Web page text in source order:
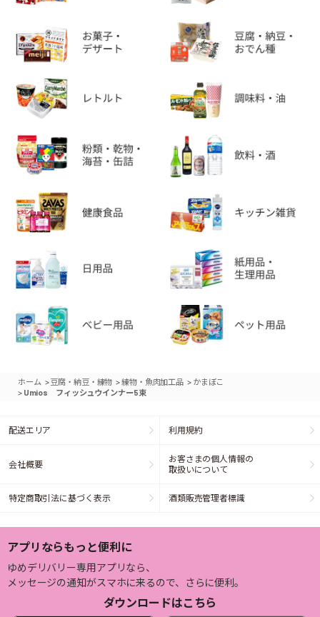
ホーム >豆腐・納豆・練物 >練物・魚肉加工品 > かまぼこ
> Umios フィッシュウインナー5束
配送エリア 利用規約
会社概要
お客さまの個人情報の
取扱いについて
特定商取引法に基づく表示 酒類販売管理者標識
アプリならもっと便利に
ゆめデリバリー専用アプリなら、
メッセージの通知がスマホに来るので、さらに便利。
ダウンロードはこちら